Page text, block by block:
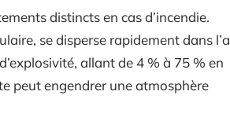
distincts en cas d’incendie.
se disperse rapidement dans
allant de 4 % à 75 % en
peut engendrer une atmosphère